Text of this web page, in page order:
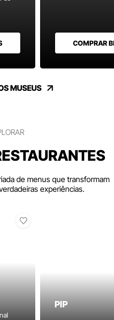
COMPRAR
MUSEUS
de menus que transformam
experiências.
PIP